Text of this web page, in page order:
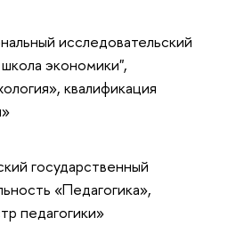
исследовательский
экономики",
квалификация
государственный
«Педагогика»,
педагогики»